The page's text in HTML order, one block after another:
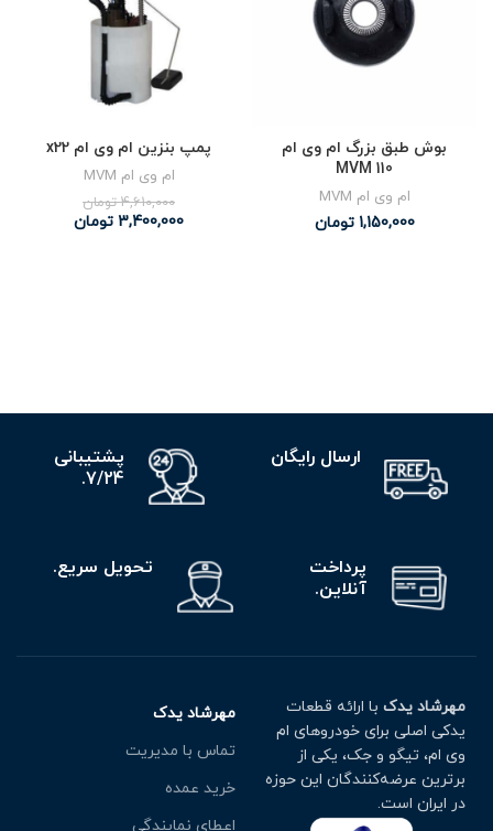
بوش طبق بزرگ ام وی ام
MVM 110
ام وی ام MVM
1,150,000 تومان
پمپ بنزین ام وی ام x22
ام وی ام MVM
4,610,000 تومان
3,400,000 تومان
ارسال رایگان
پشتیبانی
7/24.
پرداخت
آنلاین.
تحویل سریع.
مهرشاد یدک با ارائه قطعات
یدکی اصلی برای خودروهای ام
وی ام، تیگو و جک، یکی از
برترین عرضه‌کنندگان این حوزه
در ایران است.
مهرشاد یدک
تماس با مدیریت
خرید عمده
اعطای نمایندگی